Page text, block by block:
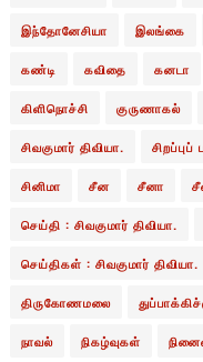
இந்தோனேசியா இலங்கை
கண்டி கவிதை கனடா
கிளிநொச்சி குருணாகல்
சிவகுமார் திவியா. சிறப்புப்
சினிமா சீன சீனா
செய்தி : சிவகுமார் திவியா.
செய்திகள் : சிவகுமார் திவியா.
திருகோணமலை
நாவல் நிகழ்வுகள்